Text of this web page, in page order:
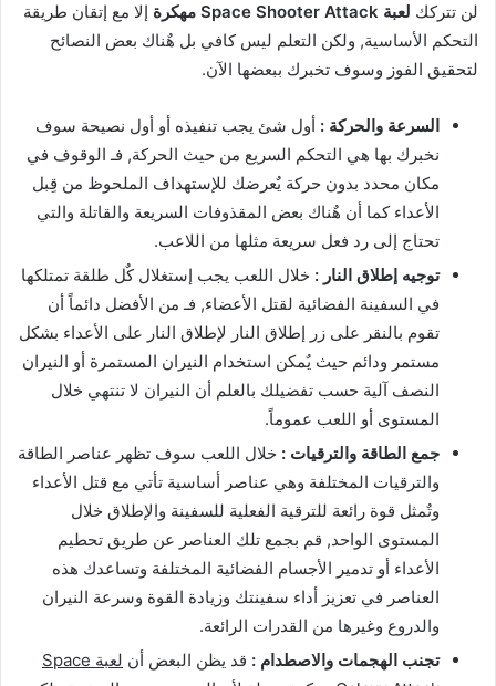
لن تتركك لعبة Space Shooter Attack مهكرة
إلا مع إتقان طريقة
التحكم الأساسية, ولكن التعلم ليس كافي بل هٌناك بعض النصائح
لتحقيق الفوز وسوف تخبرك ببعضها الآن.
السرعة والحركة : أول شئ يجب تنفيذه أو أول نصيحة سوف
نخبرك بها هي التحكم السريع من حيث الحركة, فـ الوقوف في
مكان محدد بدون حركة يٌعرضك للإستهداف الملحوظ من قِبل
الأعداء كما أن هٌناك بعض المقذوفات السريعة والقاتلة والتي
تحتاج إلى رد فعل سريعة مثلها من اللاعب.
توجيه إطلاق النار : خلال اللعب يجب إستغلال كٌل طلقة تمتلكها
في السفينة الفضائية لقتل الأعضاء, فـ من الأفضل دائماً أن
تقوم بالنقر على زر إطلاق النار لإطلاق النار على الأعداء بشكل
مستمر ودائم حيث يٌمكن استخدام النيران المستمرة أو النيران
النصف آلية حسب تفضيلك بالعلم أن النيران لا تنتهي خلال
المستوى أو اللعب عموماً.
جمع الطاقة والترقيات : خلال اللعب سوف تظهر عناصر الطاقة
والترقيات المختلفة وهي عناصر أساسية تأتي مع قتل الأعداء
وتٌمثل قوة رائعة للترقية الفعلية للسفينة والإطلاق خلال
المستوى الواحد, قم بجمع تلك العناصر عن طريق تحطيم
الأعداء أو تدمير الأجسام الفضائية المختلفة وتساعدك هذه
العناصر في تعزيز أداء سفينتك وزيادة القوة وسرعة النيران
والدروع وغيرها من القدرات الرائعة.
تجنب الهجمات والاصطدام : قد يظن البعض أن
لعبة Space